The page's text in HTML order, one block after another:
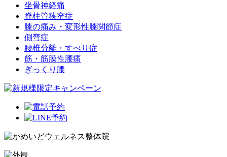
坐骨神経痛
脊柱管狭窄症
膝の痛み・変形性膝関節症
側弯症
腰椎分離・すべり症
筋・筋膜性腰痛
ぎっくり腰